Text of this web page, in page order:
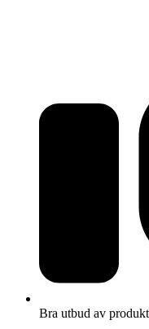
Bra utbud av